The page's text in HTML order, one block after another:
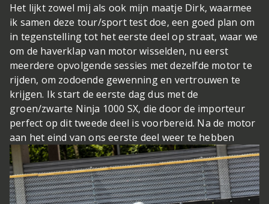
Het lijkt zowel mij als ook mijn maatje Dirk, waarmee
ik samen deze tour/sport test doe, een goed plan om
in tegenstelling tot het eerste deel op straat, waar we
om de haverklap van motor wisselden, nu eerst
meerdere opvolgende sessies met dezelfde motor te
rijden, om zodoende gewenning en vertrouwen te
krijgen. Ik start de eerste dag dus met de
groen/zwarte Ninja 1000 SX, die door de importeur
perfect op dit tweede deel is voorbereid. Na de motor
aan het eind van ons eerste deel weer te hebben